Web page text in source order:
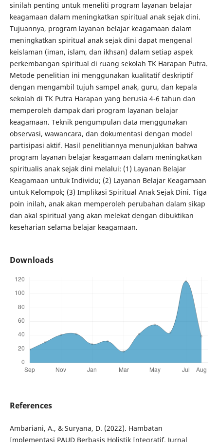
sinilah penting untuk meneliti program layanan belajar
keagamaan dalam meningkatkan spiritual anak sejak dini.
Tujuannya, program layanan belajar keagamaan dalam
meningkatkan spiritual anak sejak dini dapat mengenal
keislaman (iman, islam, dan ikhsan) dalam setiap aspek
perkembangan spiritual di ruang sekolah TK Harapan Putra.
Metode penelitian ini menggunakan kualitatif deskriptif
dengan mengambil tujuh sampel anak, guru, dan kepala
sekolah di TK Putra Harapan yang berusia 4-6 tahun dan
memperoleh dampak dari program layanan belajar
keagamaan. Teknik pengumpulan data menggunakan
observasi, wawancara, dan dokumentasi dengan model
partisipasi aktif. Hasil penelitiannya menunjukkan bahwa
program layanan belajar keagamaan dalam meningkatkan
spiritualis anak sejak dini melalui: (1) Layanan Belajar
Keagamaan untuk Individu; (2) Layanan Belajar Keagamaan
untuk Kelompok; (3) Implikasi Spiritual Anak Sejak Dini. Tiga
poin inilah, anak akan memperoleh perubahan dalam sikap
dan akal spiritual yang akan melekat dengan dibuktikan
keseharian selama belajar keagamaan.
Downloads
References
Ambariani, A., & Suryana, D. (2022). Hambatan
Implementasi PAUD Berbasis Holistik Integratif. Jurnal